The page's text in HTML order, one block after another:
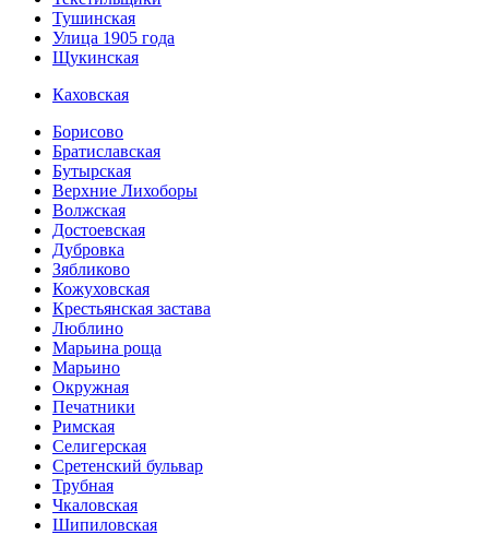
Тушинская
Улица 1905 года
Щукинская
Каховская
Борисово
Братиславская
Бутырская
Верхние Лихоборы
Волжская
Достоевская
Дубровка
Зябликово
Кожуховская
Крестьянская застава
Люблино
Марьина роща
Марьино
Окружная
Печатники
Римская
Селигерская
Сретенский бульвар
Трубная
Чкаловская
Шипиловская